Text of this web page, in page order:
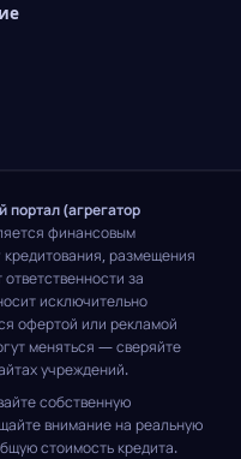
(агрегатор
финансовым
размещения
за
исключительно
офертой или рекламой
меняться — сверяйте
учреждений.
собственную
внимание на реальную
стоимость кредита.